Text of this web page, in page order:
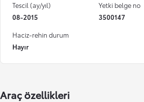
Tescil (ay/yıl)
08-2015
Yetki belge no
3500147
Haciz-rehin durum
Hayır
Araç özellikleri